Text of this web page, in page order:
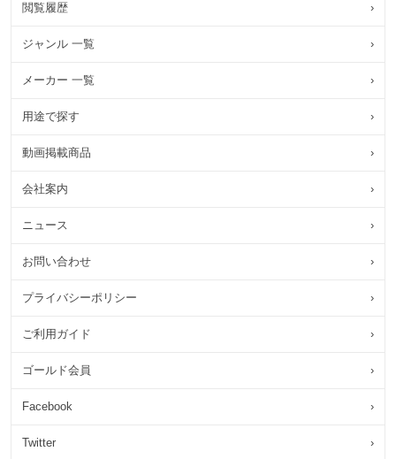
閲覧履歴 ›
ジャンル 一覧 ›
メーカー 一覧 ›
用途で探す ›
動画掲載商品 ›
会社案内 ›
ニュース ›
お問い合わせ ›
プライバシーポリシー ›
ご利用ガイド ›
ゴールド会員 ›
Facebook ›
Twitter ›